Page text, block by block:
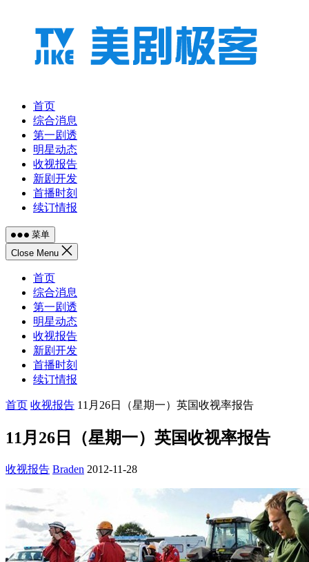
首页
综合消息
第一剧透
明星动态
收视报告
新剧开发
首播时刻
续订情报
菜单
Close Menu
首页
综合消息
第一剧透
明星动态
收视报告
新剧开发
首播时刻
续订情报
首页 收视报告 11月26日（星期一）英国收视率报告
11月26日（星期一）英国收视率报告
收视报告 Braden 2012-11-28